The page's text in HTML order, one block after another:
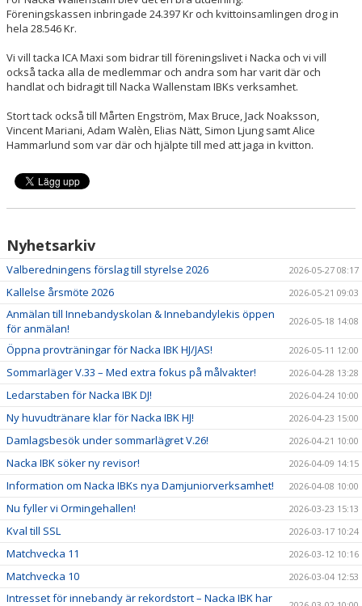
Föreningskassen inbringade 24.397 Kr och kvittoinsamlingen drog in
hela 28.546 Kr.
Vi vill tacka ICA Maxi som bidrar till föreningslivet i Nacka och vi vill
också tacka alla de medlemmar och andra som har varit där och
handlat och bidragit till Nacka Wallenstam IBKs verksamhet.
Stort tack också till Mårten Engström, Max Bruce, Jack Noaksson,
Vincent Mariani, Adam Walèn, Elias Nätt, Simon Ljung samt Alice
Hammarlund som var där och hjälpte till med att jaga in kvitton.
Nyhetsarkiv
Valberedningens förslag till styrelse 2026 2026-05-27 08:17
Kallelse årsmöte 2026 2026-05-21 09:03
Anmälan till Innebandyskolan & Innebandylekis öppen
för anmälan!
2026-05-18 14:08
Öppna provträningar för Nacka IBK HJ/JAS! 2026-05-11 12:00
Sommarläger V.33 – Med extra fokus på målvakter! 2026-04-28 13:28
Ledarstaben för Nacka IBK DJ! 2026-04-24 10:00
Ny huvudtränare klar för Nacka IBK HJ! 2026-04-23 15:00
Damlagsbesök under sommarlägret V.26! 2026-04-21 10:00
Nacka IBK söker ny revisor! 2026-04-09 14:15
Information om Nacka IBKs nya Damjuniorverksamhet! 2026-04-08 10:00
Nu fyller vi Ormingehallen! 2026-03-23 15:13
Kval till SSL 2026-03-17 10:24
Matchvecka 11 2026-03-12 10:16
Matchvecka 10 2026-03-04 12:53
Intresset för innebandy är rekordstort – Nacka IBK har